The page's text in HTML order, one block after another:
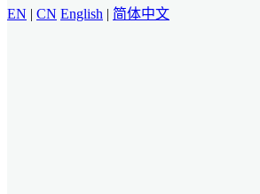
EN | CN English | 简体中文